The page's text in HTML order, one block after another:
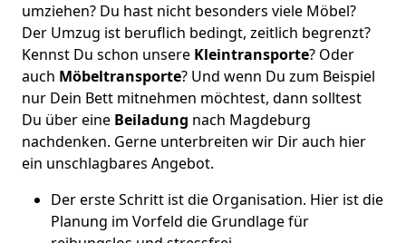
umziehen? Du hast nicht besonders viele Möbel?
Der Umzug ist beruflich bedingt, zeitlich begrenzt?
Kennst Du schon unsere Kleintransporte? Oder
auch Möbeltransporte? Und wenn Du zum Beispiel
nur Dein Bett mitnehmen möchtest, dann solltest
Du über eine Beiladung nach Magdeburg
nachdenken. Gerne unterbreiten wir Dir auch hier
ein unschlagbares Angebot.
Der erste Schritt ist die Organisation. Hier ist die
Planung im Vorfeld die Grundlage für